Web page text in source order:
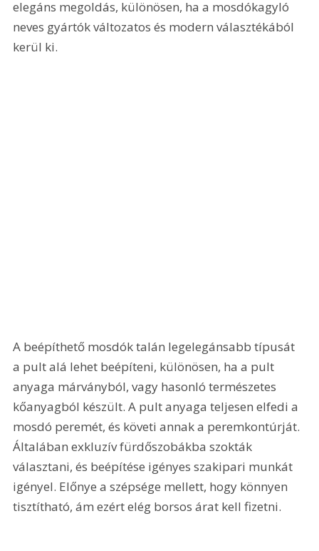
elegáns megoldás, különösen, ha a mosdókagyló
neves gyártók változatos és modern választékából
kerül ki.
A beépíthető mosdók talán legelegánsabb típusát
a pult alá lehet beépíteni, különösen, ha a pult
anyaga márványból, vagy hasonló természetes
kőanyagból készült. A pult anyaga teljesen elfedi a
mosdó peremét, és követi annak a peremkontúrját.
Általában exkluzív fürdőszobákba szokták
választani, és beépítése igényes szakipari munkát
igényel. Előnye a szépsége mellett, hogy könnyen
tisztítható, ám ezért elég borsos árat kell fizetni.